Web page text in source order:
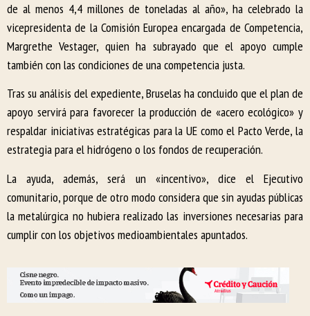
de al menos 4,4 millones de toneladas al año», ha celebrado la
vicepresidenta de la Comisión Europea encargada de Competencia,
Margrethe Vestager, quien ha subrayado que el apoyo cumple
también con las condiciones de una competencia justa.
Tras su análisis del expediente, Bruselas ha concluido que el plan de
apoyo servirá para favorecer la producción de «acero ecológico» y
respaldar iniciativas estratégicas para la UE como el Pacto Verde, la
estrategia para el hidrógeno o los fondos de recuperación.
La ayuda, además, será un «incentivo», dice el Ejecutivo
comunitario, porque de otro modo considera que sin ayudas públicas
la metalúrgica no hubiera realizado las inversiones necesarias para
cumplir con los objetivos medioambientales apuntados.